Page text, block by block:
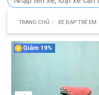
kiếm:
TRANG CHỦ / XE ĐẠP TRẺ EM
Giảm 19%